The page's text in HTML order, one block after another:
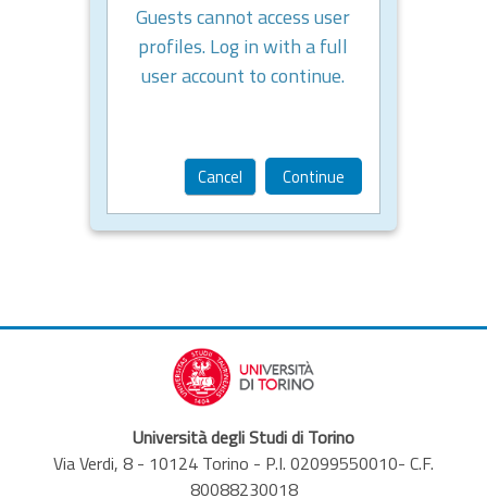
Guests cannot access user
profiles. Log in with a full
user account to continue.
Cancel Continue
Università degli Studi di Torino
Via Verdi, 8 - 10124 Torino - P.I. 02099550010- C.F.
80088230018